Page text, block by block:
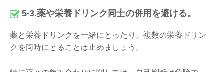
5-3.薬や栄養ドリンク同士の併用を避ける。
薬と栄養ドリンクを一緒にとったり、複数の栄養ドリン
クを同時にとることは止めましょう。